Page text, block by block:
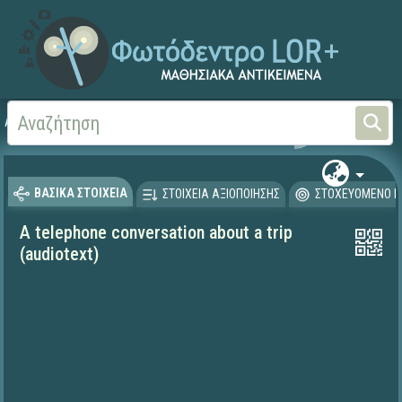
Αρχική Ξένες Γλώσσες -
ΒΑΣΙΚΑ ΣΤΟΙΧΕΙΑ ΣΤΟΙΧΕΙΑ ΑΞΙΟΠΟΙΗΣΗΣ ΣΤΟΧΕΥΟΜΕΝΟ
A telephone conversation about a trip
(audiotext)